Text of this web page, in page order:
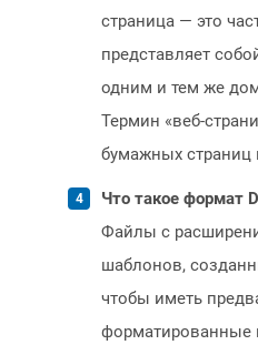
страница — это
представляет
одним и тем же
Термин «веб-
бумажных страниц
Что такое формат
Файлы с
шаблонов,
чтобы иметь
форматированные